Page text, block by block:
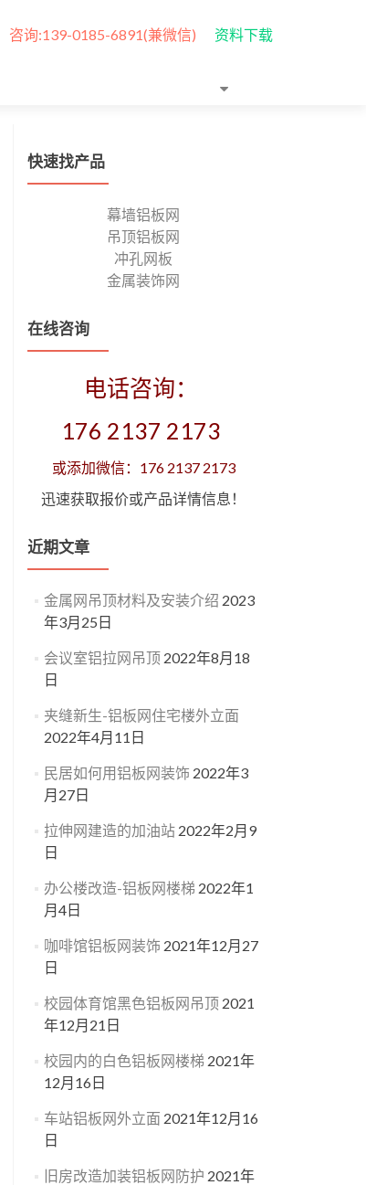
咨询:139-0185-6891(兼微信) 资料下载
快速找产品
幕墙铝板网
吊顶铝板网
冲孔网板
金属装饰网
在线咨询
电话咨询：
176 2137 2173
或添加微信：176 2137 2173
迅速获取报价或产品详情信息！
近期文章
金属网吊顶材料及安装介绍 2023
年3月25日
会议室铝拉网吊顶 2022年8月18
日
夹缝新生-铝板网住宅楼外立面
2022年4月11日
民居如何用铝板网装饰 2022年3
月27日
拉伸网建造的加油站 2022年2月9
日
办公楼改造-铝板网楼梯 2022年1
月4日
咖啡馆铝板网装饰 2021年12月27
日
校园体育馆黑色铝板网吊顶 2021
年12月21日
校园内的白色铝板网楼梯 2021年
12月16日
车站铝板网外立面 2021年12月16
日
旧房改造加装铝板网防护 2021年